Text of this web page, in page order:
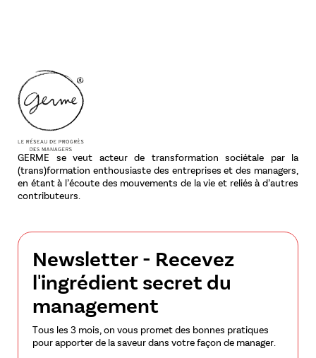
GERME se veut acteur de transformation sociétale par la
(trans)formation enthousiaste des entreprises et des managers,
en étant à l’écoute des mouvements de la vie et reliés à d’autres
contributeurs.
Newsletter - Recevez
l'ingrédient secret du
management
Tous les 3 mois, on vous promet des bonnes pratiques
pour apporter de la saveur dans votre façon de manager.